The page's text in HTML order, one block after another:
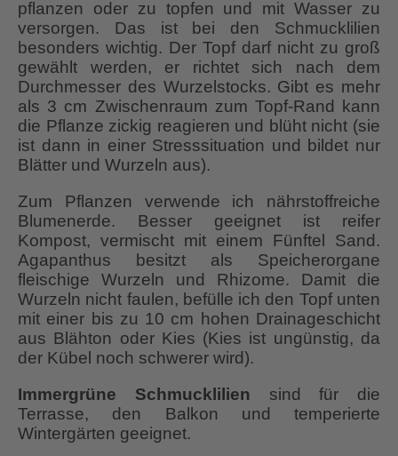
pflanzen oder zu topfen und mit Wasser zu
versorgen. Das ist bei den Schmucklilien
besonders wichtig. Der Topf darf nicht zu groß
gewählt werden, er richtet sich nach dem
Durchmesser des Wurzelstocks. Gibt es mehr
als 3 cm Zwischenraum zum Topf-Rand kann
die Pflanze zickig reagieren und blüht nicht (sie
ist dann in einer Stresssituation und bildet nur
Blätter und Wurzeln aus).
Zum Pflanzen verwende ich nährstoffreiche
Blumenerde. Besser geeignet ist reifer
Kompost, vermischt mit einem Fünftel Sand.
Agapanthus besitzt als Speicherorgane
fleischige Wurzeln und Rhizome. Damit die
Wurzeln nicht faulen, befülle ich den Topf unten
mit einer bis zu 10 cm hohen Drainageschicht
aus Blähton oder Kies (Kies ist ungünstig, da
der Kübel noch schwerer wird).
Immergrüne Schmucklilien sind für die
Terrasse, den Balkon und temperierte
Wintergärten geeignet.